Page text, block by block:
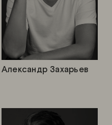
Александр Захарьев